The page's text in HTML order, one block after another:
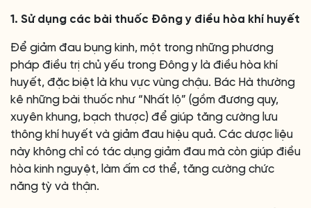
1. Sử dụng các bài thuốc Đông y điều hòa khí huyết
Để giảm đau bụng kinh, một trong những phương
pháp điều trị chủ yếu trong Đông y là điều hòa khí
huyết, đặc biệt là khu vực vùng chậu. Bác Hà thường
kê những bài thuốc như “Nhất lộ” (gồm đương quy,
xuyên khung, bạch thược) để giúp tăng cường lưu
thông khí huyết và giảm đau hiệu quả. Các dược liệu
này không chỉ có tác dụng giảm đau mà còn giúp điều
hòa kinh nguyệt, làm ấm cơ thể, tăng cường chức
năng tỳ và thận.